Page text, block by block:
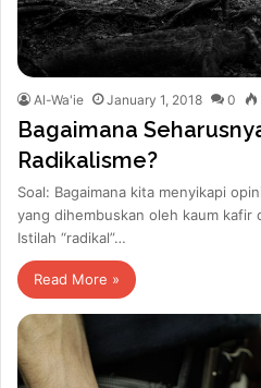
Al-Wa'ie January 1, 2018 0
Bagaimana
Radikalisme?
Soal: Bagaimana kita menyikapi
yang dihembuskan oleh kaum kafir
Istilah “radikal”…
Read More »